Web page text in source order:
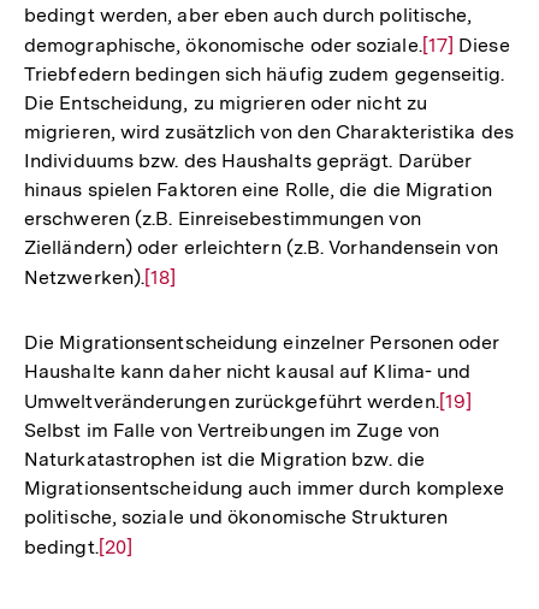
bedingt werden, aber eben auch durch politische,
demographische, ökonomische oder soziale.Zur
Auflösung
der
Fußnote
[17] Diese
Triebfedern bedingen sich häufig zudem gegenseitig.
Die Entscheidung, zu migrieren oder nicht zu
migrieren, wird zusätzlich von den Charakteristika des
Individuums bzw. des Haushalts geprägt. Darüber
hinaus spielen Faktoren eine Rolle, die die Migration
erschweren (z.B. Einreisebestimmungen von
Zielländern) oder erleichtern (z.B. Vorhandensein von
Netzwerken).Zur
der
Fußnote
[18]
Die Migrationsentscheidung einzelner Personen oder
Haushalte kann daher nicht kausal auf Klima- und
Umweltveränderungen zurückgeführt werden.Zur
Auflösung
Fußnote
[19]
Selbst im Falle von Vertreibungen im Zuge von
Naturkatastrophen ist die Migration bzw. die
Migrationsentscheidung auch immer durch komplexe
politische, soziale und ökonomische Strukturen
bedingt.Zur
[20]